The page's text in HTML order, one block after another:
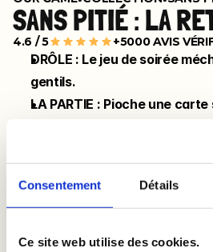
Consentement Détails
Ce site web utilise des cookies.
SANS PITIÉ : LA
4.6 / 5 +5000 AVIS
DRÔLE : Le jeu de soirée
gentils.
LA PARTIE : Pioche une
haute voix : celle-ci donne le
intelligent, 15-45 min, + 12 ans
joueurs choisissent leur